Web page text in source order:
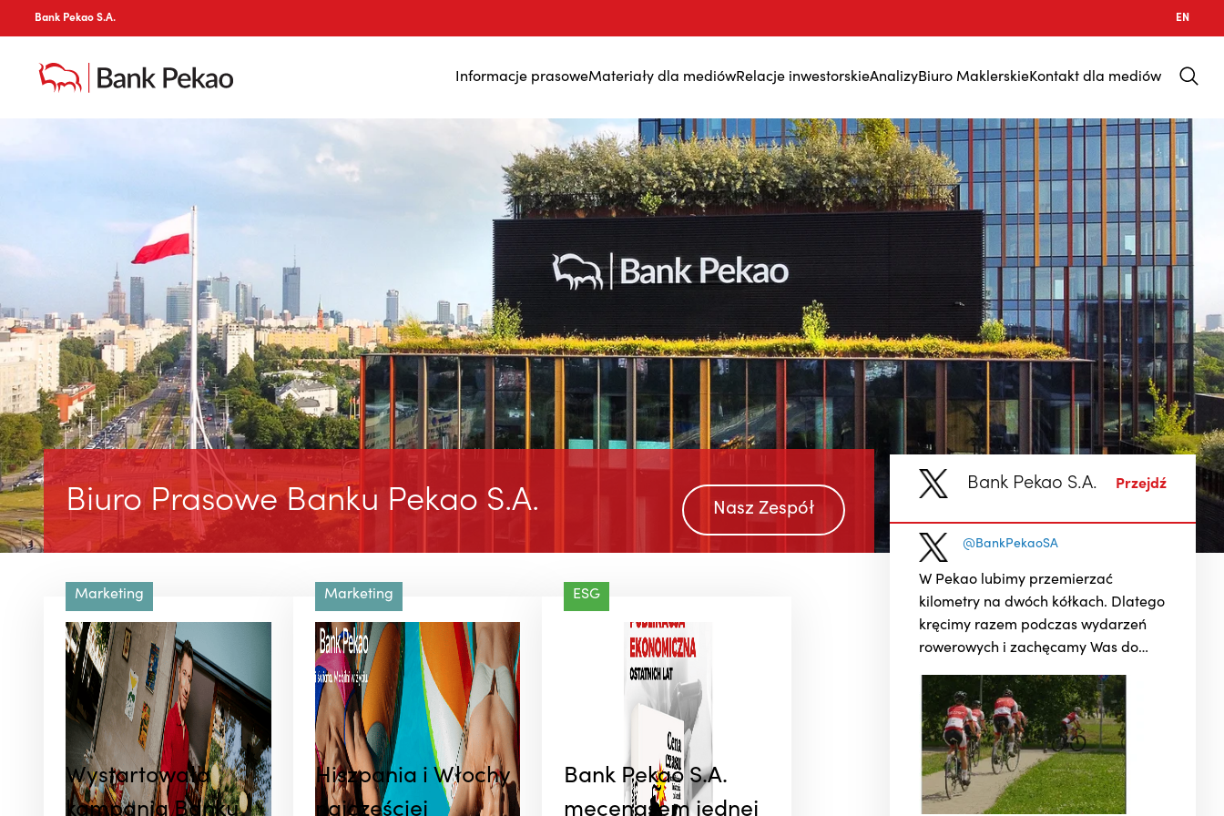
Bank Pekao S.A. EN
Informacje prasoweMateriały dla mediówRelacje inwestorskieAnalizyBiuro MaklerskieKontakt dla mediów
Biuro Prasowe Banku Pekao S.A. Nasz Zespół
Marketing
Wystartowała
kampania Banku
Marketing
Hiszpania i Włochy
najczęściej
ESG
Bank Pekao S.A.
mecenasem jednej
Bank Pekao S.A. Przejdź
@BankPekaoSA
W Pekao lubimy przemierzać
kilometry na dwóch kółkach. Dlatego
kręcimy razem podczas wydarzeń
rowerowych i zachęcamy Was do
wspólnej jazdy. Najbliższy
przystanek? Sobota i ORLEN Tour de
Pologne Amatorów w Bukowinie
Tatrzańskiej. ...
@BankPekaoSA
Ten weekend możemy opowiedzieć
przejechanymi kilometrami,
uśmiechami i niesamowitą energią!
Pekao Rzeszów Bike Festival
połączył miasto, sport oraz
miłośniczki i miłośników dwóch kółek
Sportowa zajawka najmłodszych
pokazała, że rowerowa pasja może
zacząć się naprawdę wcześnie. ...